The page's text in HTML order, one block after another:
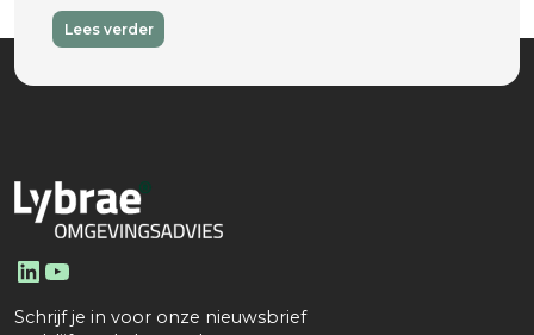
Lees verder
LinkedIn
Schrijf je in voor onze nieuwsbrief